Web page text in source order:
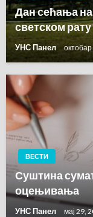
Дан сећања
светском
УНС Панел
ВЕСТИ
Суштина
оцењивања
УНС Панел мај 29,